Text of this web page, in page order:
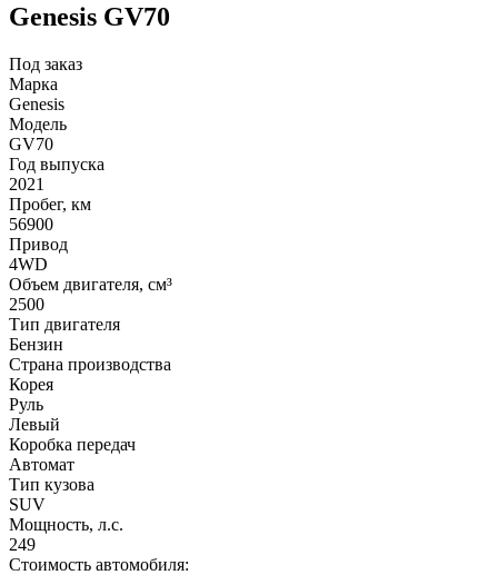
Genesis GV70
Под заказ
Марка
Genesis
Модель
GV70
Год выпуска
2021
Пробег, км
56900
Привод
4WD
Объем двигателя, см³
2500
Тип двигателя
Бензин
Страна производства
Корея
Руль
Левый
Коробка передач
Автомат
Тип кузова
SUV
Мощность, л.с.
249
Стоимость автомобиля: